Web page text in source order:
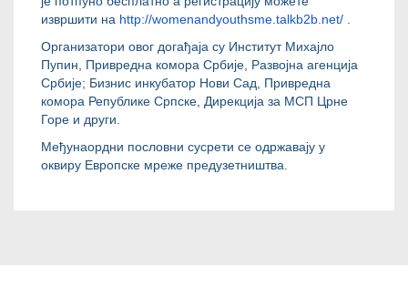
извршити на http://womenandyouthsme. talkb2b.net/
Организатори овог догађаја су Институт Михајло
Пупин, Привредна комора Србије, Развојна агенција
Србије; Бизнис инкубатор Нови Сад, Привредна
комора Републике Српске, Дирекција за МСП Црне
Горе и други.
Међунаордни пословни сусрети се одржавају у
оквиру Европске мреже предузетништва.